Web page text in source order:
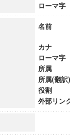
ローマ字
名前
カナ
ローマ字
所属
所属(翻訳)
役割
外部リン